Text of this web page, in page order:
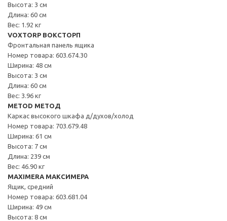
Высота: 3 см
Длина: 60 см
Вес: 1.92 кг
VOXTORP ВОКСТОРП
Фронтальная панель ящика
Номер товара: 603.674.30
Ширина: 48 см
Высота: 3 см
Длина: 60 см
Вес: 3.96 кг
METOD МЕТОД
Каркас высокого шкафа д/духов/холод
Номер товара: 703.679.48
Ширина: 61 см
Высота: 7 см
Длина: 239 см
Вес: 46.90 кг
MAXIMERA МАКСИМЕРА
Ящик, средний
Номер товара: 603.681.04
Ширина: 49 см
Высота: 8 см